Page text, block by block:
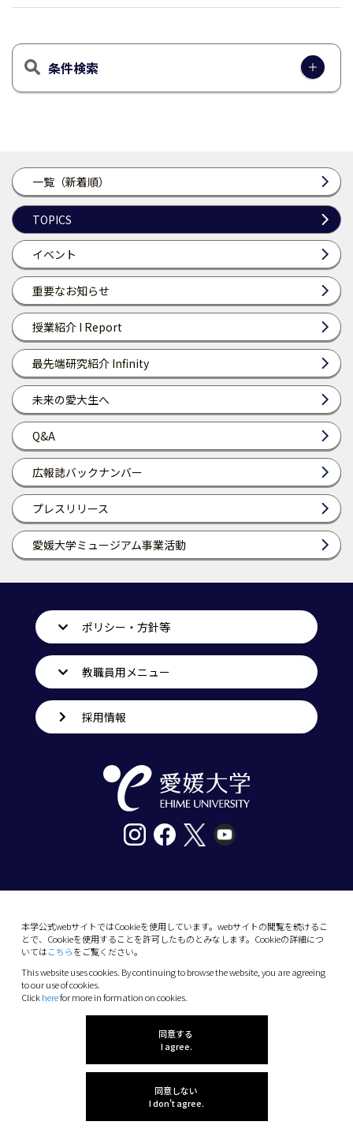
一覧（新着順）
TOPICS
イベント
重要なお知らせ
授業紹介 I Report
最先端研究紹介 Infinity
未来の愛大生へ
Q&A
広報誌バックナンバー
プレスリリース
愛媛大学ミュージアム事業活動
条件検索
本学公式webサイトではCookieを使用しています。webサイトの閲覧を続けるこ
とで、Cookieを使用することを許可したものとみなします。Cookieの詳細につ
いてはこちらをご覧ください。
This website uses cookies. By continuing to browse the website, you are agreeing
to our use of cookies.
Clickherefor more in formation on cookies.
同意する
I agree.
同意しない
I don't agree.
ポリシー・方針等
教職員用メニュー
採用情報
10-13 Dogo-Himata, Matsuyama, Ehime 790-
Phone: +81 89-927-9000
(C) 2026 Ehime University.